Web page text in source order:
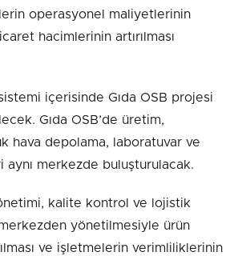
operasyonel maliyetlerinin
hacimlerinin artırılması
içerisinde Gıda OSB projesi
Gıda OSB’de üretim,
hava depolama, laboratuvar ve
aynı merkezde buluşturulacak.
kalite kontrol ve lojistik
yönetilmesiyle ürün
ve işletmelerin verimliliklerinin